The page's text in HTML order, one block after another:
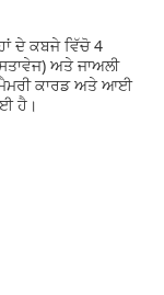
ਦੇ ਕਬਜੇ ਵਿੱਚੋ 4
ਅਤੇ ਜਾਅਲੀ
ਕਾਰਡ ਅਤੇ ਆਈ
ਹੈ।